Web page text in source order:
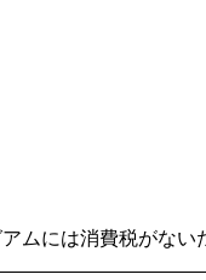
ムには消費税がない